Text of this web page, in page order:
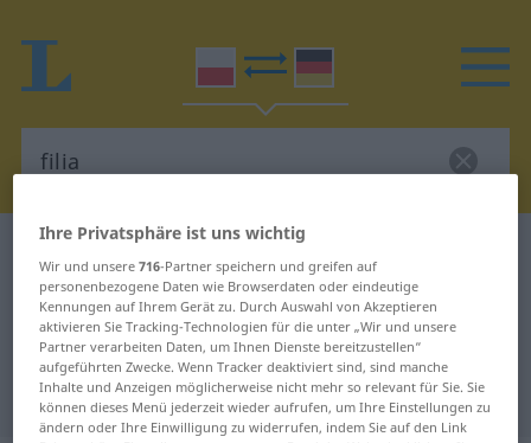
Polnisch-Deutsch Wörterbuch
Polnisch-Deutsch Übersetzung für
"filia"
"filia" Deutsch Übersetzung
Ihre Privatsphäre ist uns wichtig
Wir und unsere716-Partner speichern und greifen auf
personenbezogene Daten wie Browserdaten oder eindeutige
Kennungen auf Ihrem Gerät zu. Durch Auswahl von Akzeptieren
aktivieren Sie Tracking-Technologien für die unter „Wir und unsere
Partner verarbeiten Daten, um Ihnen Dienste bereitzustellen“
aufgeführten Zwecke. Wenn Tracker deaktiviert sind, sind manche
Inhalte und Anzeigen möglicherweise nicht mehr so relevant für Sie. Sie
können dieses Menü jederzeit wieder aufrufen, um Ihre Einstellungen zu
ändern oder Ihre Einwilligung zu widerrufen, indem Sie auf den Link